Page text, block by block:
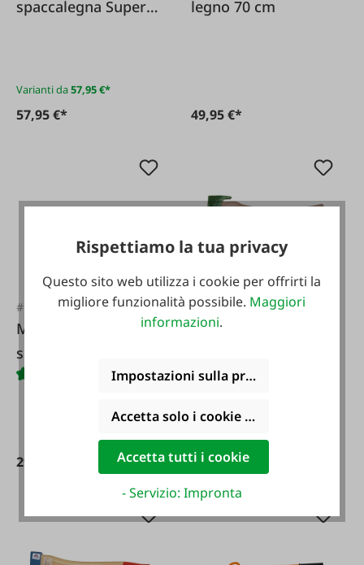
spaccalegna Super
Varianti da57,95 €*
57,95 €*
legno 70 cm
49,95 €*
#FA54478
Martello
spaccalegna 3000 g
con manico in fibra
29,95 €*
#FA31621
31,95 €*
Rispettiamo la tua privacy
Questo sito web utilizza i cookie per offrirti la
migliore funzionalità possibile. Maggiori
informazioni.
Impostazioni sulla privacy
Accetta solo i cookie funzionali
Accetta tutti i cookie
- Servizio: Impronta